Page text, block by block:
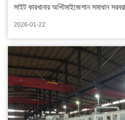
সাইট কারখানার অপ্টিমাইজেশান সমাধান
2026-01-22